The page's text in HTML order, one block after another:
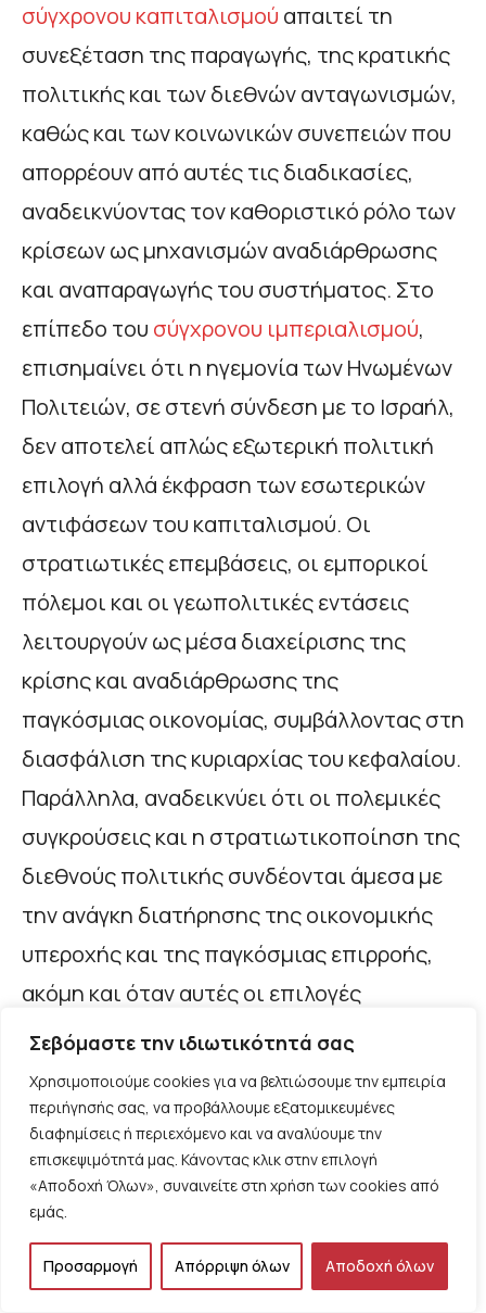
Σεβόμαστε την ιδιωτικότητά σας
Χρησιμοποιούμε cookies για να βελτιώσουμε την εμπειρία
περιήγησής σας, να προβάλλουμε εξατομικευμένες
διαφημίσεις ή περιεχόμενο και να αναλύουμε την
επισκεψιμότητά μας. Κάνοντας κλικ στην επιλογή
«Αποδοχή Όλων», συναινείτε στη χρήση των cookies από
εμάς.
Προσαρμογή Απόρριψη όλων Αποδοχή όλων
σύγχρονου καπιταλισμού απαιτεί τη
συνεξέταση της παραγωγής, της κρατικής
πολιτικής και των διεθνών ανταγωνισμών,
καθώς και των κοινωνικών συνεπειών που
απορρέουν από αυτές τις διαδικασίες,
αναδεικνύοντας τον καθοριστικό ρόλο των
κρίσεων ως μηχανισμών αναδιάρθρωσης
και αναπαραγωγής του συστήματος. Στο
επίπεδο του σύγχρονου ιμπεριαλισμού,
επισημαίνει ότι η ηγεμονία των Ηνωμένων
Πολιτειών, σε στενή σύνδεση με το Ισραήλ,
δεν αποτελεί απλώς εξωτερική πολιτική
επιλογή αλλά έκφραση των εσωτερικών
αντιφάσεων του καπιταλισμού. Οι
στρατιωτικές επεμβάσεις, οι εμπορικοί
πόλεμοι και οι γεωπολιτικές εντάσεις
λειτουργούν ως μέσα διαχείρισης της
κρίσης και αναδιάρθρωσης της
παγκόσμιας οικονομίας, συμβάλλοντας στη
διασφάλιση της κυριαρχίας του κεφαλαίου.
Παράλληλα, αναδεικνύει ότι οι πολεμικές
συγκρούσεις και η στρατιωτικοποίηση της
διεθνούς πολιτικής συνδέονται άμεσα με
την ανάγκη διατήρησης της οικονομικής
υπεροχής και της παγκόσμιας επιρροής,
ακόμη και όταν αυτές οι επιλογές
υπονομεύουν τη σταθερότητα της ίδιας
της καπιταλιστικής οικονομίας.
Στο ιστορικό συγκείμενο αυτό, η
ιδεολογική κυριαρχία της αστικής τάξης
δεν εδράζεται μόνο στην οικονομική
εκμετάλλευση αλλά και στη συγκρότηση
αντιλήψεων που παρουσιάζουν τις κρίσεις,